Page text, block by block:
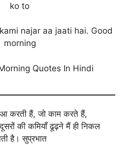
ko to
najar aa jaati hai. Good
morning
Quotes In Hindi
करती हैं, जो काम करते हैं,
की कमियाँ ढूढ़ने मैं ही निकल
है। सुप्रभात